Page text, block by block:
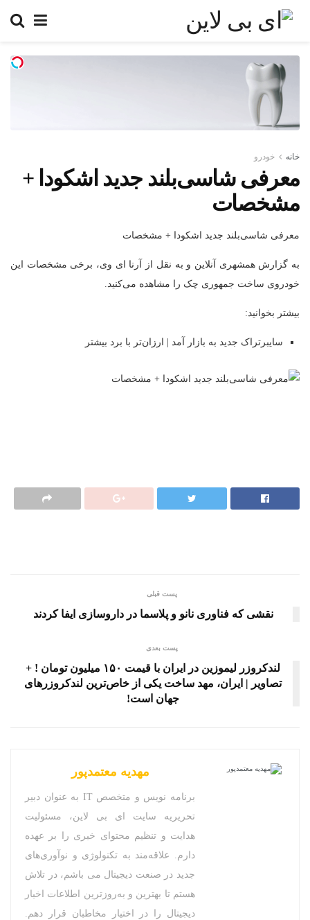
خانه خودرو
معرفی شاسی‌بلند جدید اشکودا +
مشخصات
معرفی شاسی‌بلند جدید اشکودا + مشخصات
به گزارش همشهری آنلاین و به نقل از آرنا ای وی، برخی مشخصات این
خودروی ساخت جمهوری چک را مشاهده می‌کنید.
بیشتر بخوانید:
سایبرتراک جدید به بازار آمد | ارزان‌تر با برد بیشتر
پست قبلی
نقشی که فناوری نانو و پلاسما در داروسازی ایفا کردند
پست بعدی
لندکروزر لیموزین در ایران با قیمت ۱۵۰ میلیون تومان ! +
تصاویر | ایران، مهد ساخت یکی از خاص‌ترین لندکروزرهای
جهان است!
مهدیه معتمدپور
برنامه نویس و متخصص IT به عنوان دبیر
تحریریه سایت ای بی لاین، مسئولیت
هدایت و تنظیم محتوای خبری را بر عهده
دارم. علاقه‌مند به تکنولوژی و نوآوری‌های
جدید در صنعت دیجیتال می باشم، در تلاش
هستم تا بهترین و به‌روزترین اطلاعات اخبار
دیجیتال را در اختیار مخاطبان قرار دهم.